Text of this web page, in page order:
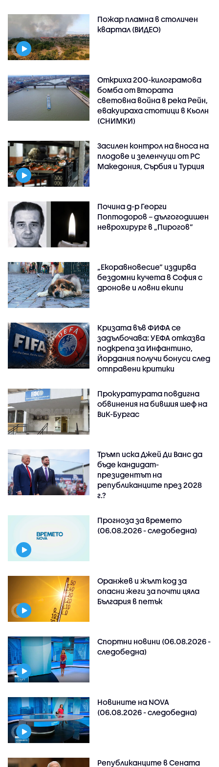
Пожар пламна в столичен
квартал (ВИДЕО)
Откриха 200-килограмова
бомба от Втората
световна война в река Рейн,
евакуираха стотици в Кьолн
(СНИМКИ)
Засилен контрол на вноса на
плодове и зеленчуци от РС
Македония, Сърбия и Турция
Почина д-р Георги
Поптодоров – дългогодишен
неврохирург в „Пирогов“
„Екоравновесие“ издирва
бездомни кучета в София с
дронове и ловни екипи
Кризата във ФИФА се
задълбочава: УЕФА отказва
подкрепа за Инфантино,
Йордания получи бонуси след
отправени критики
Прокуратурата повдигна
обвинения на бившия шеф на
ВиК-Бургас
Тръмп иска Джей Ди Ванс да
бъде кандидат-
президентът на
републиканците през 2028
г.?
Прогноза за времето
(06.08.2026 - следобедна)
Оранжев и жълт код за
опасни жеги за почти цяла
България в петък
Спортни новини (06.08.2026 -
следобедна)
Новините на NOVA
(06.08.2026 - следобедна)
Републиканците в Сената